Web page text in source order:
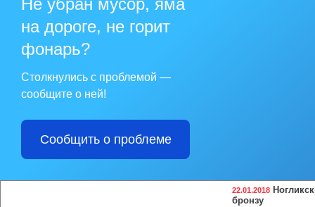
Не убран мусор, яма
на дороге, не горит
фонарь?
Столкнулись с проблемой —
сообщите о ней!
Сообщить о проблеме
22.01.2018
бронзу